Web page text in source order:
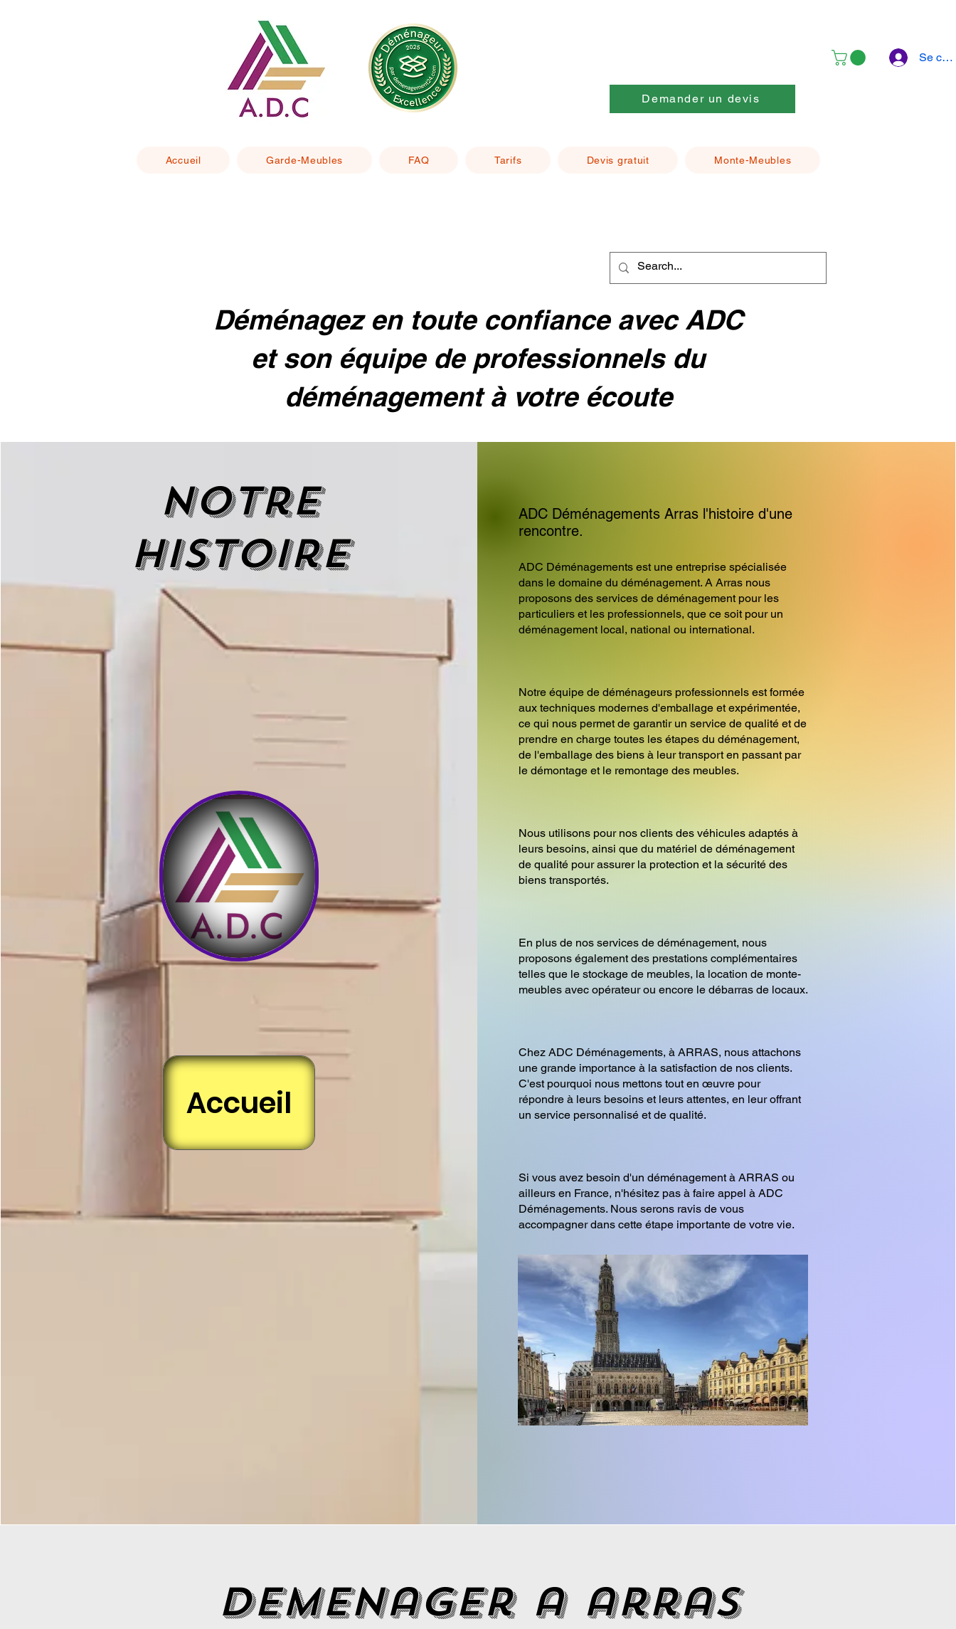
Se
Demander un devis
Accueil Garde-Meubles FAQ Tarifs Devis gratuit Monte-Meubles
Déménagez en toute confiance avec ADC
et son équipe de professionnels du
déménagement à votre écoute
Notre
histoire
Accueil
ADC Déménagements Arras l'histoire d'une
rencontre.
ADC Déménagements est une entreprise spécialisée
dans le domaine du déménagement. A Arras nous
proposons des services de déménagement pour les
particuliers et les professionnels, que ce soit pour un
déménagement local, national ou international.
Notre équipe de déménageurs professionnels est formée
aux techniques modernes d'emballage et expérimentée,
ce qui nous permet de garantir un service de qualité et de
prendre en charge toutes les étapes du déménagement,
de l'emballage des biens à leur transport en passant par
le démontage et le remontage des meubles.
Nous utilisons pour nos clients des véhicules adaptés à
leurs besoins, ainsi que du matériel de déménagement
de qualité pour assurer la protection et la sécurité des
biens transportés.
En plus de nos services de déménagement, nous
proposons également des prestations complémentaires
telles que le stockage de meubles, la location de monte-
meubles avec opérateur ou encore le débarras de locaux.
Chez ADC Déménagements, à ARRAS, nous attachons
une grande importance à la satisfaction de nos clients.
C'est pourquoi nous mettons tout en œuvre pour
répondre à leurs besoins et leurs attentes, en leur offrant
un service personnalisé et de qualité.
Si vous avez besoin d'un déménagement à ARRAS ou
ailleurs en France, n'hésitez pas à faire appel à ADC
Déménagements. Nous serons ravis de vous
accompagner dans cette étape importante de votre vie.
demenager a arras